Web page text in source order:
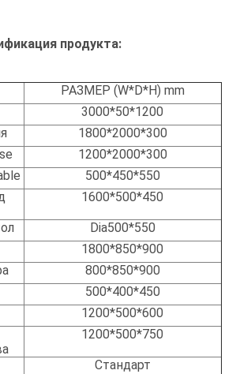
продукта:
РАЗМЕР (W*D*H) mm
3000*50*1200
1800*2000*300
1200*2000*300
500*450*550
1600*500*450
Dia500*550
1800*850*900
800*850*900
500*400*450
1200*500*600
1200*500*750
Стандарт